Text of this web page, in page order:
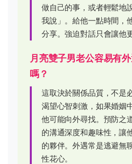
做自己的事，或者輕鬆地
我說」。給他一點時間，
分享。強迫對話只會讓他
月亮雙子男老公容易有
嗎？
這取決於關係品質，不是
渴望心智刺激，如果婚姻
他可能向外尋找。預防之
的溝通深度和趣味性，讓
的夥伴。外遇常是逃避無
性花心。